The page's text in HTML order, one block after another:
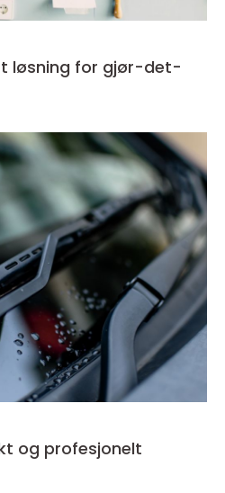
løsning for gjør-det-